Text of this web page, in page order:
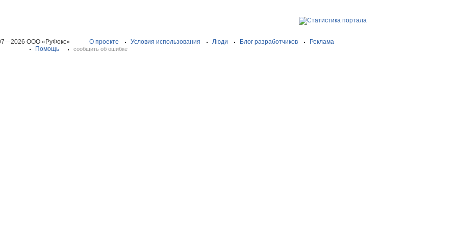
ООО «РуФокс» О проекте Условия использования Люди Блог разработчиков
Реклама
Помощь
сообщить об ошибке